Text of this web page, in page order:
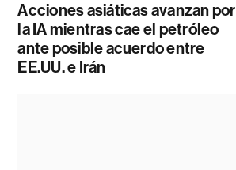
Acciones asiáticas avanzan por
la IA mientras cae el petróleo
ante posible acuerdo entre
EE.UU. e Irán